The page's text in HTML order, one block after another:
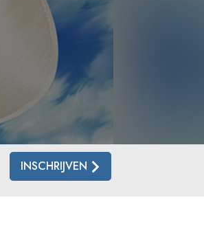
van Emoties
voor het Drugsprobleem
bij het Dagelijks Werk
Condities
van Onderdrukking
INSCHRIJVEN